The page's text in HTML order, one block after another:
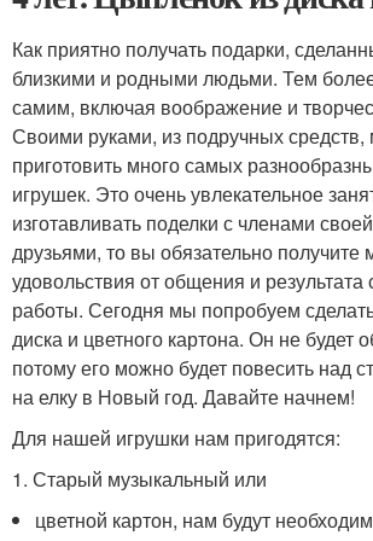
Как приятно получать подарки,
близкими и родными людьми. Тем
самим, включая воображение и
Своими руками, из подручных
приготовить много самых
игрушек. Это очень увлекательное
изготавливать поделки с членами
друзьями, то вы обязательно получите
удовольствия от общения и результата
работы. Сегодня мы попробуем
диска и цветного картона. Он не будет
потому его можно будет повесить над
на елку в Новый год. Давайте начнем!
Для нашей игрушки нам пригодятся:
1. Старый музыкальный или
цветной картон, нам будут